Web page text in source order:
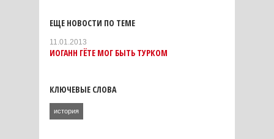
ЕЩЕ НОВОСТИ ПО ТЕМЕ
11.01.2013
ИОГАНН ГЁТЕ МОГ БЫТЬ ТУРКОМ
КЛЮЧЕВЫЕ СЛОВА
история